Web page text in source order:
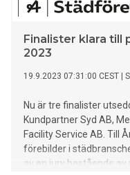
Finalister klara
2023
19.9.2023 07:31:00 CEST
Nu är tre finalister
Kundpartner Syd AB,
Facility Service AB. Till
förebilder i
av en jury bestående